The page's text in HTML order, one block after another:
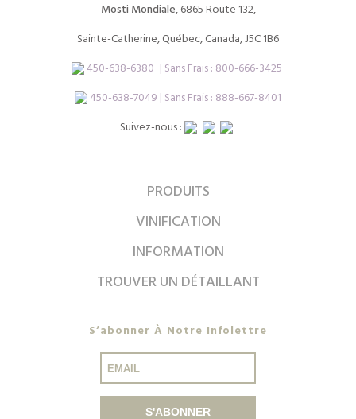
Mosti Mondiale, 6865 Route 132,
Sainte-Catherine, Québec, Canada, J5C 1B6
450-638-6380 | Sans Frais : 800-666-3425
450-638-7049 | Sans Frais : 888-667-8401
Suivez-nous :
PRODUITS
VINIFICATION
INFORMATION
TROUVER UN DÉTAILLANT
S’abonner À Notre Infolettre
S'ABONNER